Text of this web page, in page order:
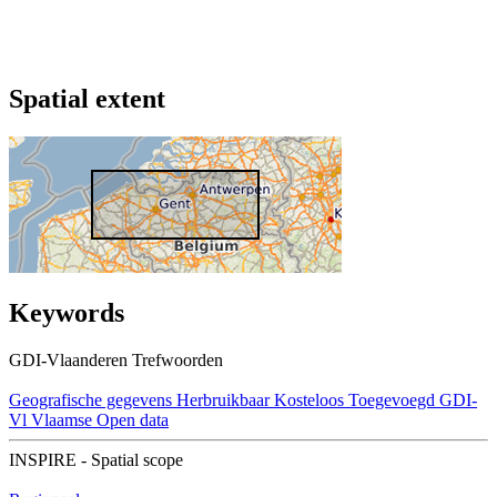
Spatial extent
Keywords
GDI-Vlaanderen Trefwoorden
Geografische gegevens Herbruikbaar Kosteloos Toegevoegd GDI-
Vl Vlaamse Open data
INSPIRE - Spatial scope